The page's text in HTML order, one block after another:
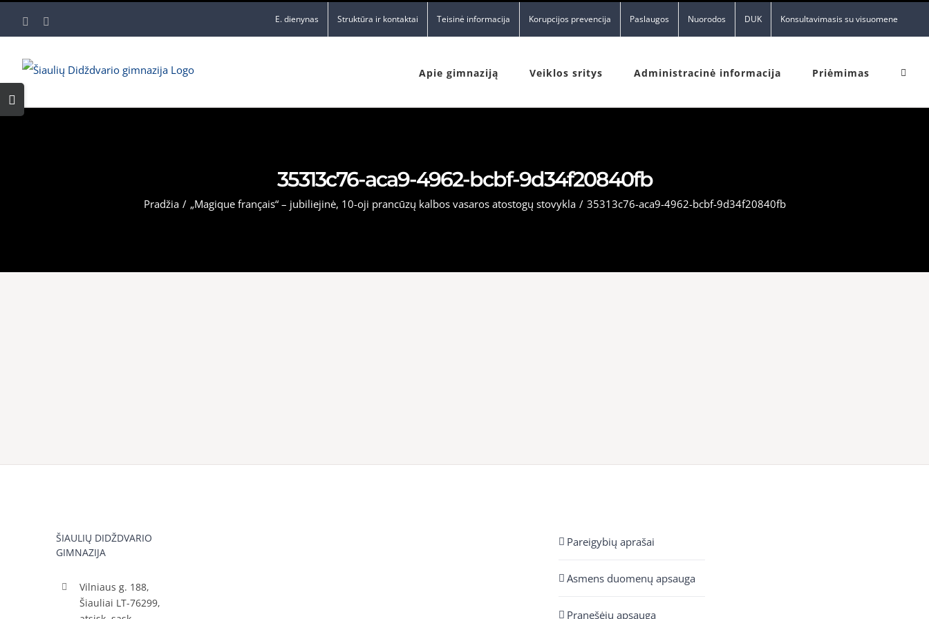
Facebook E. dienynas Struktūra ir kontaktai Teisinė informacija Korupcijos prevencija Paslaugos Nuorodos DUK Konsultavimasis su visuomene
Apie gimnaziją Veiklos sritys Administracinė informacija Priėmimas
35313c76-aca9-4962-bcbf-9d34f20840fb
Pradžia / „Magique français“ – jubiliejinė, 10-oji prancūzų kalbos vasaros atostogų stovykla / 35313c76-aca9-4962-bcbf-9d34f20840fb
ŠIAULIŲ DIDŽDVARIO
GIMNAZIJA
Vilniaus g. 188,
Šiauliai LT-76299,
Pareigybių aprašai
Asmens duomenų apsauga
Pranešėjų apsauga
Toggle
Sliding